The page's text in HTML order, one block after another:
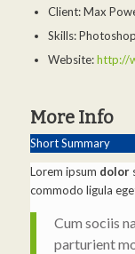
Client: Max
Skills: Photoshop
Website:http://
More Info
Short Summary
Lorem ipsum dolor
commodo ligula
Cum sociis
parturient